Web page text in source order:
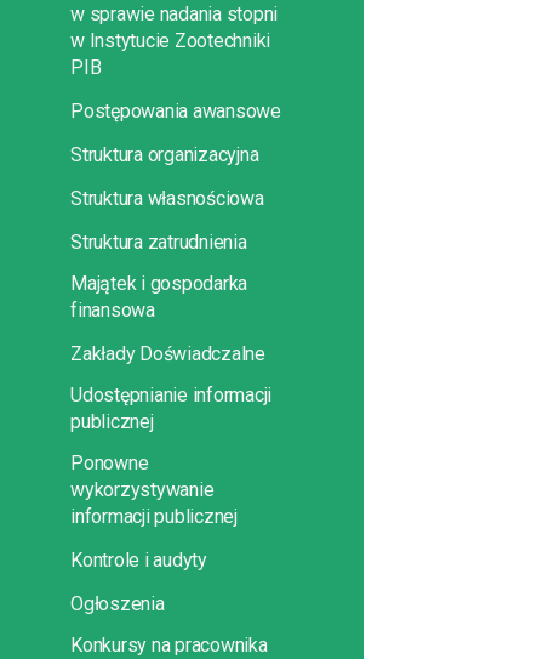
w sprawie nadania stopni
w Instytucie Zootechniki
PIB
Postępowania awansowe
Struktura organizacyjna
Struktura własnościowa
Struktura zatrudnienia
Majątek i gospodarka
finansowa
Zakłady Doświadczalne
Udostępnianie informacji
publicznej
Ponowne
wykorzystywanie
informacji publicznej
Kontrole i audyty
Ogłoszenia
Konkursy na pracownika